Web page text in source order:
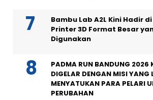
Bambu Lab A2L Kini Hadir
Printer 3D Format Besar
Digunakan
PADMA RUN BANDUNG 2026
DIGELAR DENGAN MISI YANG
MENYATUKAN PARA PELARI
PERUBAHAN